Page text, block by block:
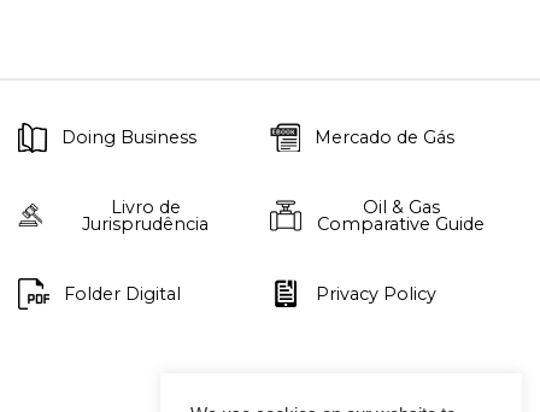
Doing Business Mercado de Gás
Livro de
Jurisprudência
Oil & Gas
Comparative Guide
Folder Digital Privacy Policy